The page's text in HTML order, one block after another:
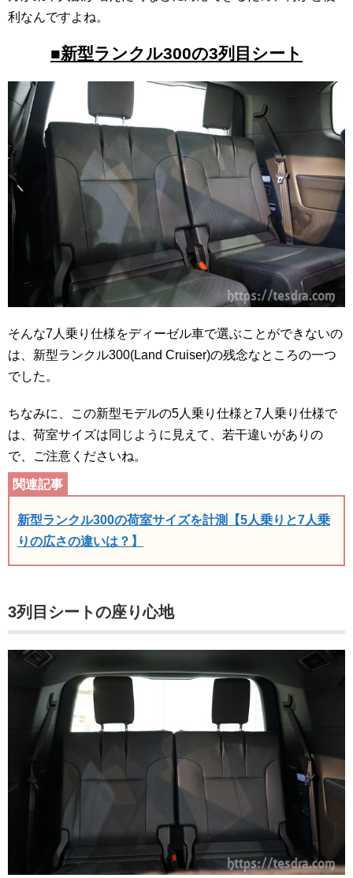
利なんですよね。
■新型ランクル300の3列目シート
そんな7人乗り仕様をディーゼル車で選ぶことができないの
は、新型ランクル300(Land Cruiser)の残念なところの一つ
でした。
ちなみに、この新型モデルの5人乗り仕様と7人乗り仕様で
は、荷室サイズは同じように見えて、若干違いがありの
で、ご注意くださいね。
新型ランクル300の荷室サイズを計測【5人乗りと7人乗
りの広さの違いは？】
3列目シートの座り心地